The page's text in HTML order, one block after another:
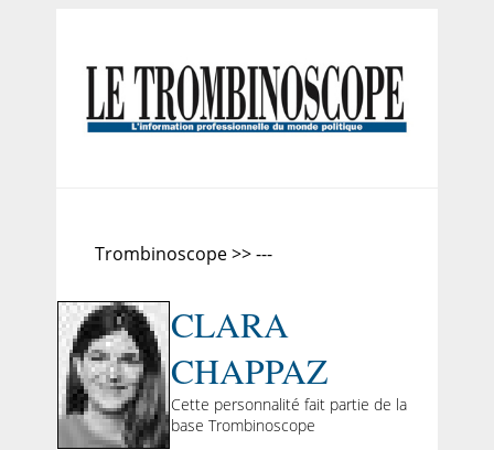
Trombinoscope >> ---
CLARA
CHAPPAZ
Cette personnalité fait partie de la
base Trombinoscope